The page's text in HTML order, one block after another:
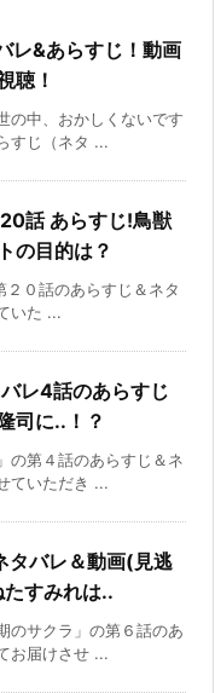
レ&あらすじ！動画
聴！
の中、おかしくないです
すじ（ネタ ...
話 あらすじ!鳥獣
の目的は？
２０話のあらすじ＆ネタ
いた ...
レ4話のあらすじ
司に..！？
の第４話のあらすじ＆ネ
ていただき ...
タバレ＆動画(見逃
すみれは..
のサクラ」の第６話のあ
お届けさせ ...